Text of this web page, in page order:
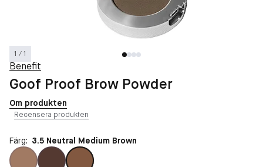
1 / 1
Benefit
Goof Proof Brow Powder
Om produkten
Recensera produkten
Färg: 3.5 Neutral Medium Brown